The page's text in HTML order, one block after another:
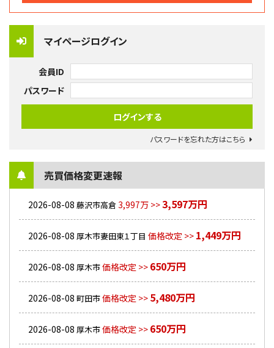
マイページログイン
会員ID
パスワード
パスワードを忘れた方はこちら
売買価格変更速報
2026-08-08 藤沢市高倉3,997万 >>3,597万円
2026-08-08 厚木市妻田東１丁目 価格改定 >> 1,449万円
2026-08-08 厚木市価格改定 >> 650万円
2026-08-08 町田市価格改定 >> 5,480万円
2026-08-08 厚木市価格改定 >> 650万円